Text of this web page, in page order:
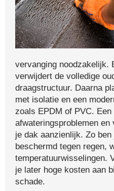
vervanging noodzakelijk.
verwijdert de volledige
draagstructuur. Daarna
met isolatie en een
zoals EPDM of PVC.
afwateringsproblemen
je dak aanzienlijk. Zo
beschermd tegen regen,
temperatuurwisselingen.
je later hoge kosten aan
schade.